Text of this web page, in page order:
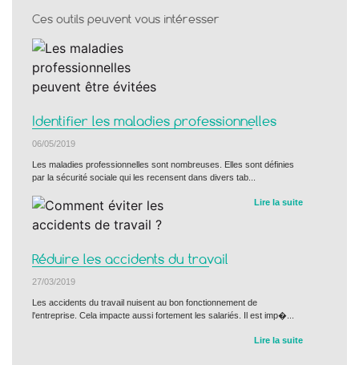
Ces outils peuvent vous intéresser
Identifier les maladies professionnelles
06/05/2019
Les maladies professionnelles sont nombreuses. Elles sont définies
par la sécurité sociale qui les recensent dans divers tab...
Lire la suite
Réduire les accidents du travail
27/03/2019
Les accidents du travail nuisent au bon fonctionnement de
l'entreprise. Cela impacte aussi fortement les salariés. Il est imp�...
Lire la suite